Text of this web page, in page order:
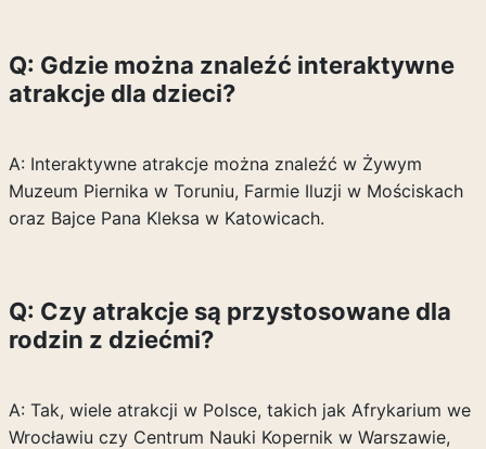
Q: Gdzie można znaleźć interaktywne
atrakcje dla dzieci?
A: Interaktywne atrakcje można znaleźć w Żywym
Muzeum Piernika w Toruniu, Farmie Iluzji w Mościskach
oraz Bajce Pana Kleksa w Katowicach.
Q: Czy atrakcje są przystosowane dla
rodzin z dziećmi?
A: Tak, wiele atrakcji w Polsce, takich jak Afrykarium we
Wrocławiu czy Centrum Nauki Kopernik w Warszawie,